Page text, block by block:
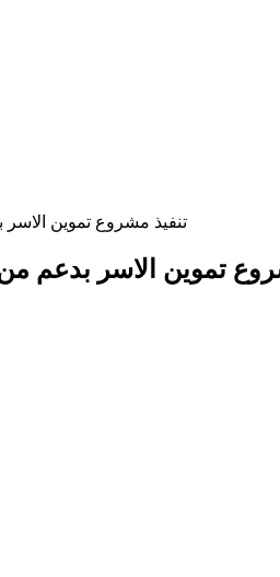
تنفيذ مشروع تموين
تموين الاسر بدعم